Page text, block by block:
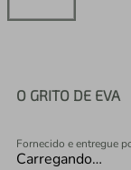
O GRITO DE EVA
Fornecido e entregue
Carregando…